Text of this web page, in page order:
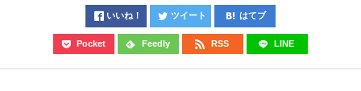
いいね！ ツイート はてブ
Pocket Feedly RSS LINE